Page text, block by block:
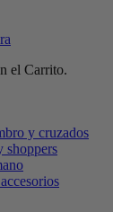
el Carrito.
y cruzados
shoppers